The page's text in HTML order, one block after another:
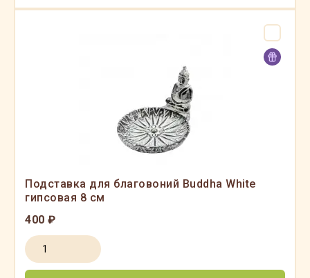
Подставка для благовоний Buddha White
гипсовая 8 см
400 ₽